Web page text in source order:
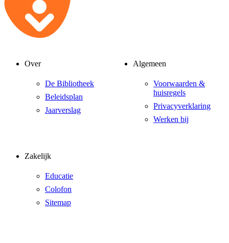
Over
De Bibliotheek
Beleidsplan
Jaarverslag
Algemeen
Voorwaarden &
huisregels
Privacyverklaring
Werken bij
Zakelijk
Educatie
Colofon
Sitemap